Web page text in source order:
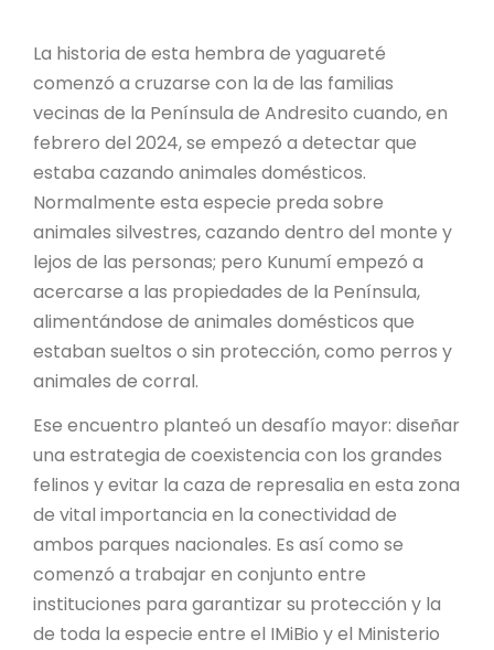
PROGRAMAS
MONUMENTOS NATURALES
REPOSITORIO
CONTACTO
La historia de esta hembra de yaguareté
comenzó a cruzarse con la de las familias
vecinas de la Península de Andresito cuando, en
febrero del 2024, se empezó a detectar que
estaba cazando animales domésticos.
Normalmente esta especie preda sobre
animales silvestres, cazando dentro del monte y
lejos de las personas; pero Kunumí empezó a
acercarse a las propiedades de la Península,
alimentándose de animales domésticos que
estaban sueltos o sin protección, como perros y
animales de corral.
Ese encuentro planteó un desafío mayor: diseñar
una estrategia de coexistencia con los grandes
felinos y evitar la caza de represalia en esta zona
de vital importancia en la conectividad de
ambos parques nacionales. Es así como se
comenzó a trabajar en conjunto entre
instituciones para garantizar su protección y la
de toda la especie entre el IMiBio y el Ministerio